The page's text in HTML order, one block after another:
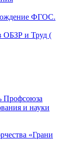
ФГОС.
ОБЗР и Труд (
Профсоюза
и науки
«Грани